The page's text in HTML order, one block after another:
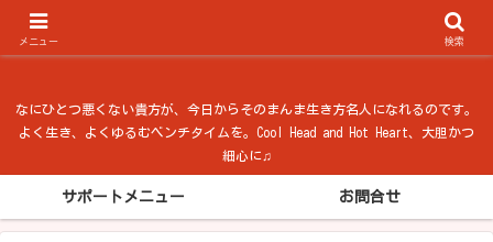
なにひとつ悪くない貴方が、今日からそのまんま生き方名人になれるのです。
よく生き、よくゆるむベンチタイムを。Cool Head and Hot Heart、大胆かつ
細心に♫
サポートメニュー お問合せ
メニュー 検索